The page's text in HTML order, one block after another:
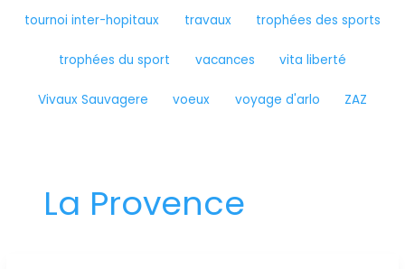
tournoi inter-hopitaux travaux trophées des sports
trophées du sport vacances vita liberté
Vivaux Sauvagere voeux voyage d'arlo ZAZ
La Provence